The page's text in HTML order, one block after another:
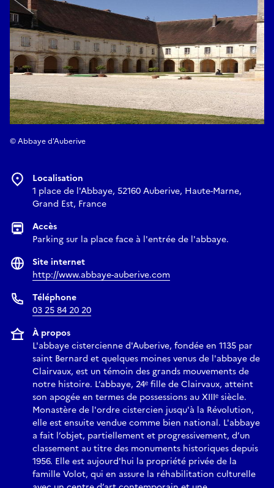
© Abbaye d'Auberive
Localisation
1 place de l'Abbaye, 52160 Auberive, Haute-Marne,
Grand Est, France
Accès
Parking sur la place face à l'entrée de l'abbaye.
Site internet
http://www.abbaye-auberive.com
Téléphone
03 25 84 20 20
À propos
L'abbaye cistercienne d'Auberive, fondée en 1135 par
saint Bernard et quelques moines venus de l'abbaye de
Clairvaux, est un témoin des grands mouvements de
notre histoire. L’abbaye, 24ᵉ fille de Clairvaux, atteint
son apogée en termes de possessions au XIIIᵉ siècle.
Monastère de l'ordre cistercien jusqu'à la Révolution,
elle est ensuite vendue comme bien national. L'abbaye
a fait l’objet, partiellement et progressivement, d’un
classement au titre des monuments historiques depuis
1956. Elle est aujourd'hui la propriété privée de la
famille Volot, qui en assure la réhabilitation culturelle